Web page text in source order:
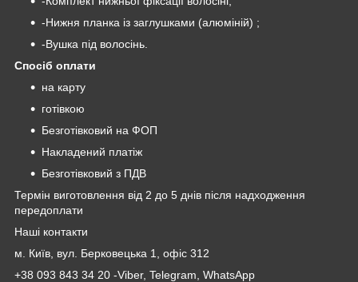
-Нижня планка із заглушками (алюміній) ;
-Вушка під волосінь.
Спосіб оплати
на карту
готівкою
Безготівковий на ФОП
Накладений платіж
Безготівковий з ПДВ
Термін виготовлення від 2 до 5 днів після надходження
передоплати
Наші контакти
м. Київ, вул. Берковецька 1, офіс 312
+38 093 843 34 20 -Viber, Telegram, WhatsApp